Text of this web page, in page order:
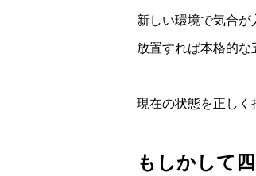
新しい環境で気合が
放置すれば本格的な
現在の状態を正しく
もしかして